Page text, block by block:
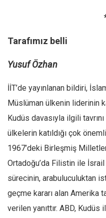
Tarafımız belli
Yusuf Özhan
İİT’de yayınlanan bildiri,
Müslüman ülkenin liderinin
Kudüs davasıyla ilgili
ülkelerin katıldığı çok
1967’deki Birleşmiş
Ortadoğu’da Filistin ile
sürecinin, arabuluculuktan
geçme kararı alan Amerika
verilen yanıttır. ABD, Kudüs